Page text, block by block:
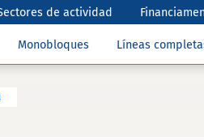
de actividad
Monobloques Líneas